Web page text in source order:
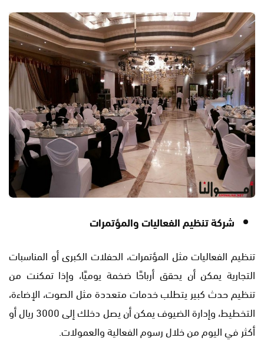
شركة تنظيم الفعاليات والمؤتمرات
تنظيم الفعاليات مثل المؤتمرات، الحفلات الكبرى أو المناسبات
التجارية يمكن أن يحقق أرباحًا ضخمة يوميًا، وإذا تمكنت من
تنظيم حدث كبير يتطلب خدمات متعددة مثل الصوت، الإضاءة،
التخطيط، وإدارة الضيوف يمكن أن يصل دخلك إلى 3000 ريال أو
أكثر في اليوم من خلال رسوم الفعالية والعمولات.